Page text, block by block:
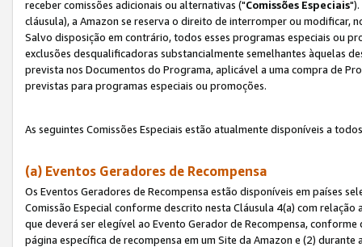
receber comissões adicionais ou alternativas ("Comissões Especiais
cláusula), a Amazon se reserva o direito de interromper ou
Salvo disposição em contrário, todos esses programas especiais ou
exclusões desqualificadoras substancialmente semelhantes àquelas
prevista nos Documentos do Programa, aplicável a uma compra de
previstas para programas especiais ou promoções.
As seguintes Comissões Especiais estão atualmente disponíveis a
(a) Eventos Geradores de Recompensa
Os Eventos Geradores de Recompensa estão disponíveis em países
Comissão Especial conforme descrito nesta Cláusula 4(a) com relação
que deverá ser elegível ao Evento Gerador de Recompensa,
página específica de recompensa em um Site da Amazon e (2)